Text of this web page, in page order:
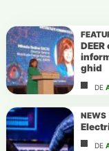
ghid
DE
NEWS
DE